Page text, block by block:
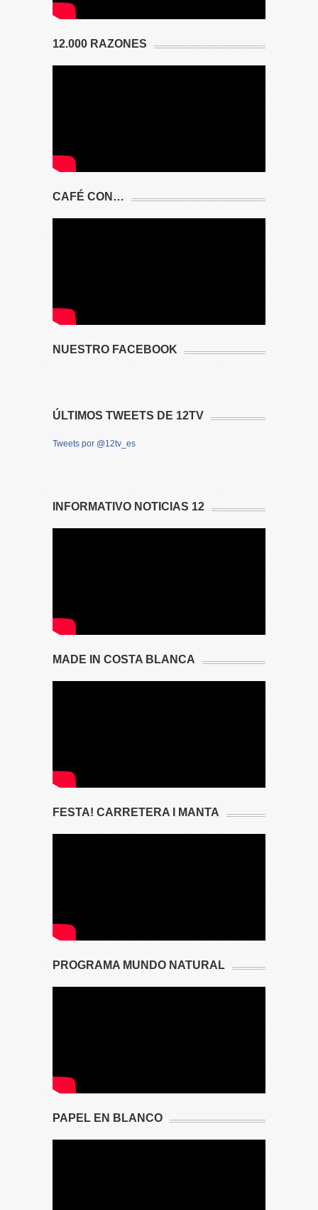
12.000 RAZONES
CAFÉ CON…
NUESTRO FACEBOOK
ÚLTIMOS TWEETS DE 12TV
Tweets por @12tv_es
INFORMATIVO NOTICIAS 12
MADE IN COSTA BLANCA
FESTA! CARRETERA I MANTA
PROGRAMA MUNDO NATURAL
PAPEL EN BLANCO